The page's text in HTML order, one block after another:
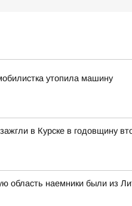
утопила машину
в Курске в годовщину
область наемники были из